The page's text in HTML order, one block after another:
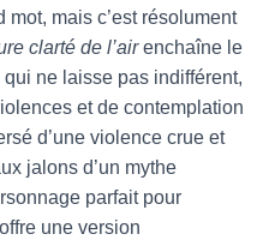
mais c’est résolument
clarté de l’airenchaîne le
ne laisse pas indifférent,
et de contemplation
d’une violence crue et
jalons d’un mythe
parfait pour
une version